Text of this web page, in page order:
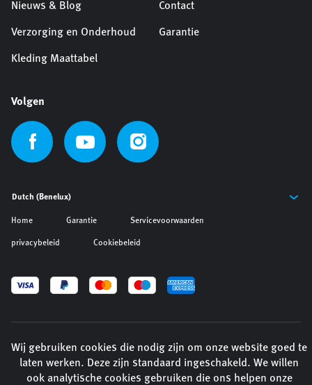
Nieuws & Blog Contact
Verzorging en Onderhoud Garantie
Kleding Maattabel
Volgen
Home Garantie Servicevoorwaarden
privacybeleid Cookiebeleid
Wij gebruiken cookies die nodig zijn om onze website goed te
laten werken. Deze zijn standaard ingeschakeld. We willen
ook analytische cookies gebruiken die ons helpen onze